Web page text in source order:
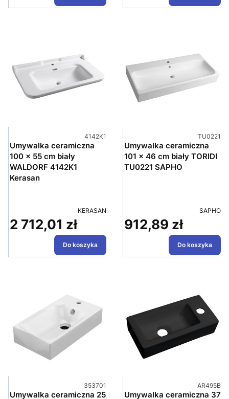
Kod produktu
4142K1
Umywalka ceramiczna
100 x 55 cm biały
WALDORF 4142K1
Kerasan
PRODUCENT
KERASAN
Cena
2 712,01 zł
Do koszyka
Kod
TU0221
Umywalka ceramiczna
101 x 46 cm biały TORIDI
TU0221 SAPHO
SAPHO
Cena
912,89 zł
Do koszyka
Kod produktu
353701
Umywalka ceramiczna 25
Kod
AR495B
Umywalka ceramiczna 37